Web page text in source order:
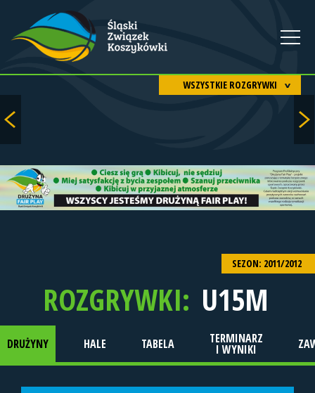
WSZYSTKIE ROZGRYWKI
SEZON: 2011/2012
ROZGRYWKI: U15M
DRUŻYNY HALE TABELA TERMINARZ
I WYNIKI